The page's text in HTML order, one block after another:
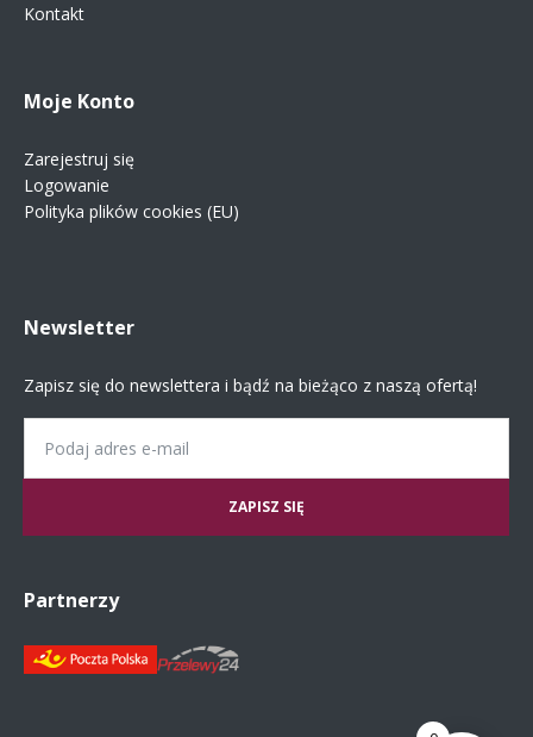
Kontakt
Moje Konto
Zarejestruj się
Logowanie
Polityka plików cookies (EU)
Newsletter
Zapisz się do newslettera i bądź na bieżąco z naszą ofertą!
Partnerzy